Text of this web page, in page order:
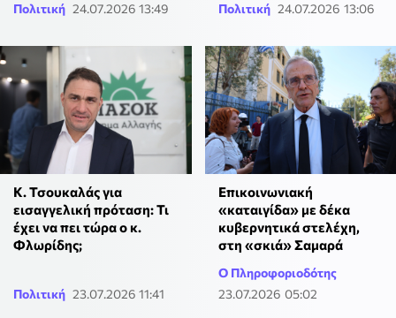
Πολιτική 24.07.2026 13:49 Πολιτική 24.07.2026 13:06
Κ. Τσουκαλάς για
εισαγγελική πρόταση: Τι
έχει να πει τώρα ο κ.
Φλωρίδης;
Πολιτική 23.07.2026 11:41
Επικοινωνιακή
«καταιγίδα» με δέκα
κυβερνητικά στελέχη,
στη «σκιά» Σαμαρά
Ο Πληροφοριοδότης
23.07.2026 05:02